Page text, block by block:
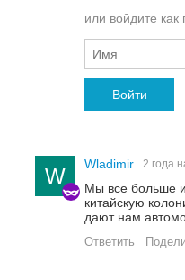
или войдите как
Войти
W Wladimir 2 года
Мы все больше
китайскую
дают нам
Ответить